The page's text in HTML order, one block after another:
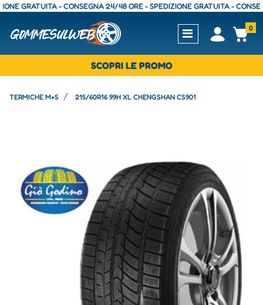
- CONSEGNA 24/48 ORE - SPEDIZIONE GRATUITA -
Open0
SCOPRI LE PROMO
TERMICHE M+S 215/60R16 99H XL CHENGSHAN CS901